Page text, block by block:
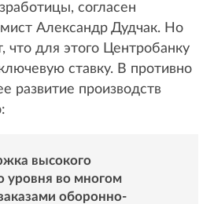
согласен
Александр Дудчак. Но
что для этого Центробанку
ставку. В противно
развитие производств
высокого
уровня во многом
оборонно-